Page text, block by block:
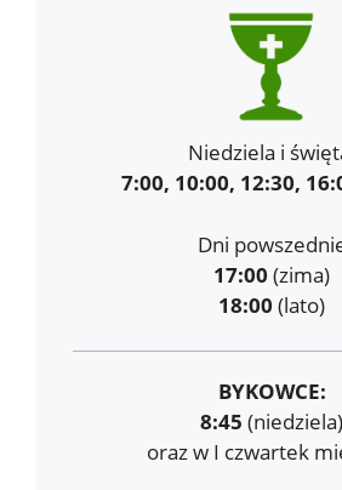
Niedziela i
7:00, 10:00, 12:30,
Dni
17:00 (zima)
18:00 (lato)
BYKOWCE:
8:45 (niedziela)
oraz w I czwartek